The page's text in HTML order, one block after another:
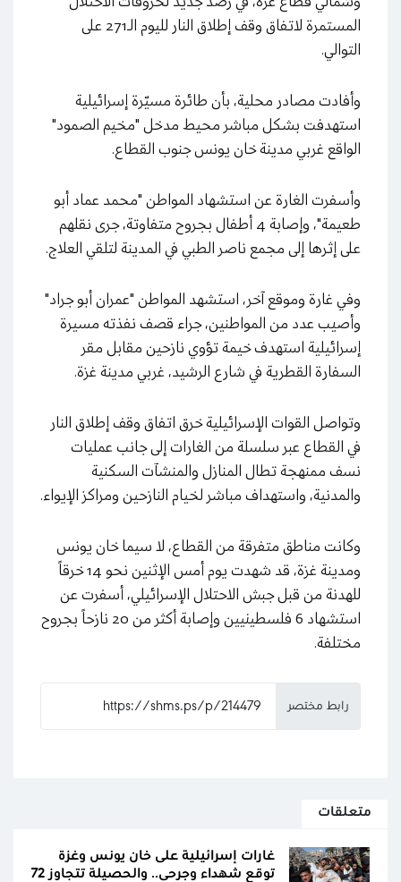
المستمرة لاتفاق وقف إطلاق النار لليوم الـ271 على
التوالي.
وأفادت مصادر محلية، بأن طائرة مسيّرة إسرائيلية
استهدفت بشكل مباشر محيط مدخل "مخيم الصمود"
الواقع غربي مدينة خان يونس جنوب القطاع.
وأسفرت الغارة عن استشهاد المواطن "محمد عماد أبو
طعيمة"، وإصابة 4 أطفال بجروح متفاوتة، جرى نقلهم
على إثرها إلى مجمع ناصر الطبي في المدينة لتلقي العلاج.
وفي غارة وموقع آخر، استشهد المواطن "عمران أبو جراد"
وأصيب عدد من المواطنين، جراء قصف نفذته مسيرة
إسرائيلية استهدف خيمة تؤوي نازحين مقابل مقر
السفارة القطرية في شارع الرشيد، غربي مدينة غزة.
وتواصل القوات الإسرائيلية خرق اتفاق وقف إطلاق النار
في القطاع عبر سلسلة من الغارات إلى جانب عمليات
نسف ممنهجة تطال المنازل والمنشآت السكنية
والمدنية، واستهداف مباشر لخيام النازحين ومراكز الإيواء.
وكانت مناطق متفرقة من القطاع، لا سيما خان يونس
ومدينة غزة، قد شهدت يوم أمس الإثنين نحو 14 خرقاً
للهدنة من قبل جبش الاحتلال الإسرائيلي، أسفرت عن
استشهاد 6 فلسطينيين وإصابة أكثر من 20 نازحاً بجروح
مختلفة.
رابط مختصر
متعلقات
غارات إسرائيلية على خان يونس وغزة
توقع شهداء وجرحى.. والحصيلة تتجاوز 72